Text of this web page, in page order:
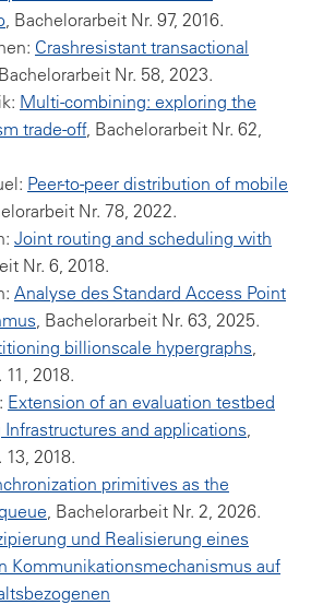
, Bachelorarbeit Nr. 97, 2016.
Crashresistant transactional
Nr. 58, 2023.
Multi-combining: exploring the
trade-off, Bachelorarbeit Nr. 62,
Peer-to-peer distribution of mobile
Nr. 78, 2022.
Joint routing and scheduling with
Nr. 6, 2018.
Analyse des Standard Access Point
, Bachelorarbeit Nr. 63, 2025.
billionscale hypergraphs,
2018.
Extension of an evaluation testbed
and applications,
2018.
primitives as the
, Bachelorarbeit Nr. 2, 2026.
und Realisierung eines
Kommunikations­mechanismus auf